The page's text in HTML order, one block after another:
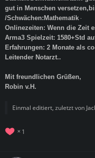
gut in Menschen
/Schwächen:Mathematik
Onlinezeiten: Wenn die Zeit
Arma3 Spielzeit: 1580+Std
Erfahrungen: 2 Monate als
Leitender Notarzt..
Mit freundlichen Grüßen,
Robin v.H.
Einmal editiert, zuletzt von
1